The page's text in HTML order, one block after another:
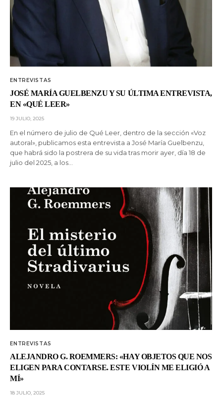
ENTREVISTAS
JOSÉ MARÍA GUELBENZU Y SU ÚLTIMA ENTREVISTA,
EN «QUÉ LEER»
19 JULIO, 2025
En el número de julio de Qué Leer, dentro de la sección «Voz
autoral», publicamos esta entrevista a José María Guelbenzu,
que habrá sido la postrera de su vida tras morir ayer, día 18 de
julio del 2025, a los…
ENTREVISTAS
ALEJANDRO G. ROEMMERS: «HAY OBJETOS QUE NOS
ELIGEN PARA CONTARSE. ESTE VIOLÍN ME ELIGIÓ A
MÍ»
18 JULIO, 2025